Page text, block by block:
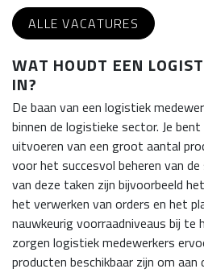
ALLE VACATURES
WAT HOUDT EEN
IN?
De baan van een logistiek
binnen de logistieke sector. Je
uitvoeren van een groot aantal
voor het succesvol beheren van de
van deze taken zijn bijvoorbeeld
het verwerken van orders en het
nauwkeurig voorraadniveaus bij te
zorgen logistiek medewerkers
producten beschikbaar zijn om